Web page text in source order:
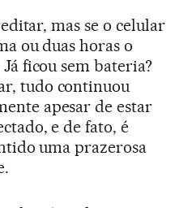
mas se o celular
ou duas horas o
ficou sem bateria?
tudo continuou
apesar de estar
e de fato, é
uma prazerosa